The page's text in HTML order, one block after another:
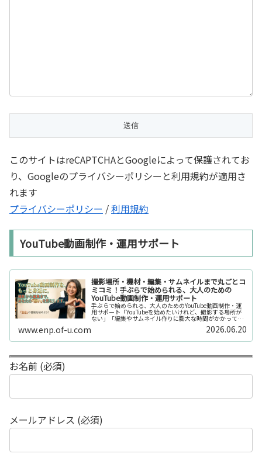
このサイトはreCAPTCHAとGoogleによって保護されてお
り、Googleのプライバシーポリシーと利用規約が適用さ
れます
プライバシーポリシー /利用規約
YouTube動画制作・運用サポート
撮影場所・機材・編集・サムネイルまで丸ごとコ
ミコミ！手ぶらで始められる、大人のための
YouTube動画制作・運用サポート
手ぶらで始められる、大人のためのYouTube動画制作・運
用サポート「YouTubeを始めたいけれど、撮影する場所が
ない」「編集やサムネイル作りに膨大な時間がかかって長
続きしない」「機材を揃えるだけで何万円もかかってしま
www.enp.of-u.com 2026.06.20
お名前 (必須)
メールアドレス (必須)